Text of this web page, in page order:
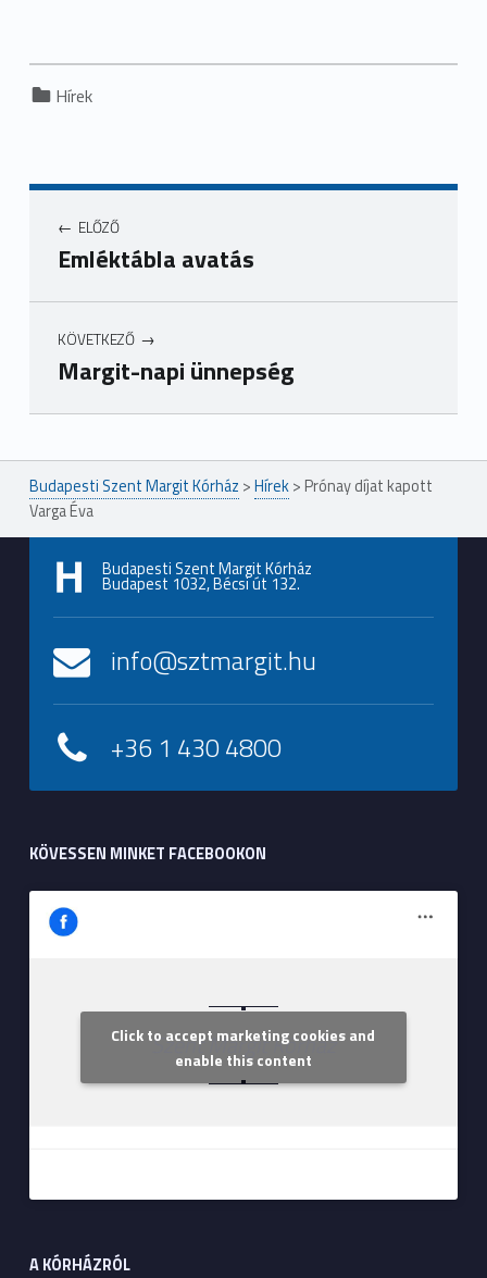
Categorized in:
Hírek
ELŐZŐ
Emléktábla avatás
KÖVETKEZŐ
Margit-napi ünnepség
Ugrás a főmenühöz
Budapesti Szent Margit Kórház >Hírek> Prónay díjat kapott
Varga Éva
Budapesti Szent Margit Kórház
Budapest 1032, Bécsi út 132.
info@sztmargit.hu
+36 1 430 4800
KÖVESSEN MINKET FACEBOOKON
Szent Margit Kórház
Click to accept marketing cookies and
enable this content
A KÓRHÁZRÓL